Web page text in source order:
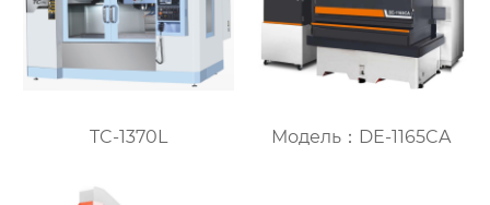
TC-1370L Модель：DE-1165CA